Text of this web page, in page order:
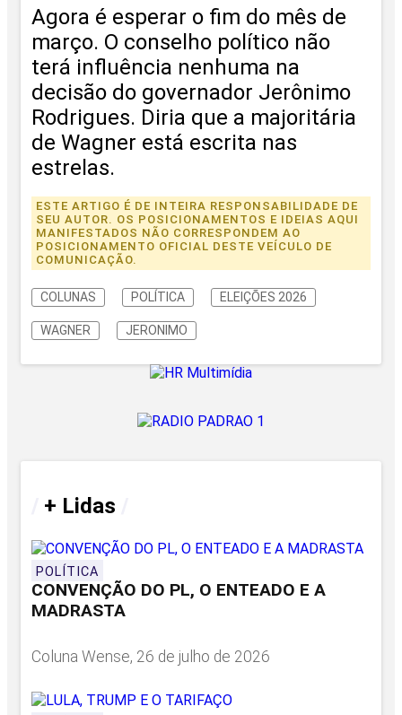
Agora é esperar o fim do mês de
março. O conselho político não
terá influência nenhuma na
decisão do governador Jerônimo
Rodrigues. Diria que a majoritária
de Wagner está escrita nas
estrelas.
ESTE ARTIGO É DE INTEIRA RESPONSABILIDADE DE
SEU AUTOR. OS POSICIONAMENTOS E IDEIAS AQUI
MANIFESTADOS NÃO CORRESPONDEM AO
POSICIONAMENTO OFICIAL DESTE VEÍCULO DE
COMUNICAÇÃO.
COLUNAS POLÍTICA ELEIÇÕES 2026
WAGNER JERONIMO
+ Lidas
POLÍTICA
CONVENÇÃO DO PL, O ENTEADO E A
MADRASTA
Coluna Wense, 26 de julho de 2026